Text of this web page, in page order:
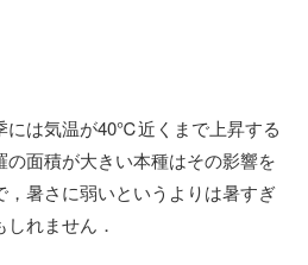
には気温が40℃近くまで上昇する
の面積が大きい本種はその影響を
暑さに弱いというよりは暑すぎ
れません．